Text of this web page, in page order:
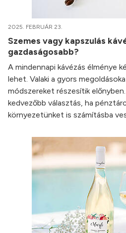
2025. FEBRUÁR 23.
Szemes vagy kapszulás
gazdaságosabb?
A mindennapi kávézás élménye
lehet. Valaki a gyors
módszereket részesítik
kedvezőbb választás, ha
környezetünket is számításba